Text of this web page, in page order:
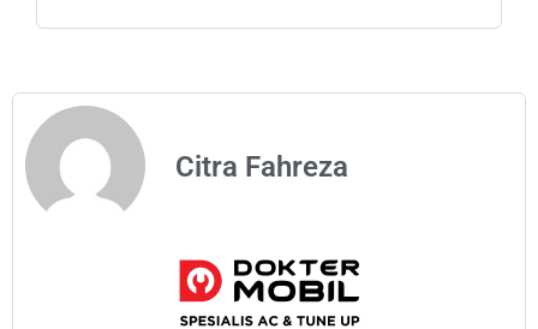
Citra Fahreza